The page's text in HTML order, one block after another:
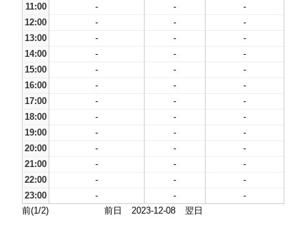
11:00
- -
-
12:00
- -
-
13:00
- -
-
14:00
- -
-
15:00
- -
-
16:00
- -
-
17:00
- -
-
18:00
- -
-
19:00
- -
-
20:00
- -
-
21:00
- -
-
22:00
- -
-
23:00
- -
-
前(1/2)
前日 2023-12-08 翌日